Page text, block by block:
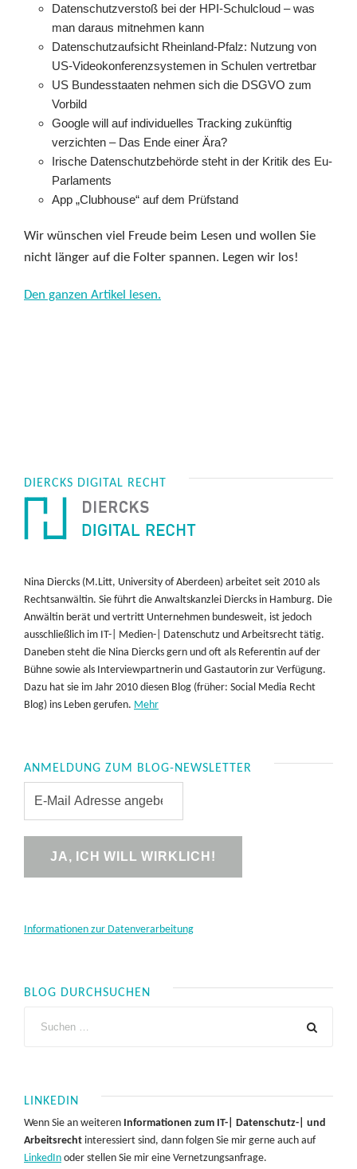
Datenschutzverstoß bei der HPI-Schulcloud – was
man daraus mitnehmen kann
Datenschutzaufsicht Rheinland-Pfalz: Nutzung von
US-Videokonferenzsystemen in Schulen vertretbar
US Bundesstaaten nehmen sich die DSGVO zum
Vorbild
Google will auf individuelles Tracking zukünftig
verzichten – Das Ende einer Ära?
Irische Datenschutzbehörde steht in der Kritik des Eu-
Parlaments
App „Clubhouse“ auf dem Prüfstand
Wir wünschen viel Freude beim Lesen und wollen Sie
nicht länger auf die Folter spannen. Legen wir los!
Den ganzen Artikel lesen.
DIERCKS DIGITAL RECHT
Nina Diercks (M.Litt, University of Aberdeen) arbeitet seit 2010 als
Rechtsanwältin. Sie führt die Anwaltskanzlei Diercks in Hamburg. Die
Anwältin berät und vertritt Unternehmen bundesweit, ist jedoch
ausschließlich im IT-| Medien-| Datenschutz und Arbeitsrecht tätig.
Daneben steht die Nina Diercks gern und oft als Referentin auf der
Bühne sowie als Interviewpartnerin und Gastautorin zur Verfügung.
Dazu hat sie im Jahr 2010 diesen Blog (früher: Social Media Recht
Blog) ins Leben gerufen. Mehr
ANMELDUNG ZUM BLOG-NEWSLETTER
Informationen zur Datenverarbeitung
BLOG DURCHSUCHEN
LINKEDIN
Wenn Sie an weiteren Informationen zum IT-| Datenschutz-| und
Arbeitsrecht interessiert sind, dann folgen Sie mir gerne auch auf
LinkedIn oder stellen Sie mir eine Vernetzungsanfrage.